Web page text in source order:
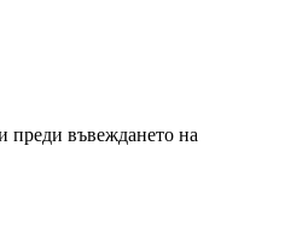
преди въвеждането на